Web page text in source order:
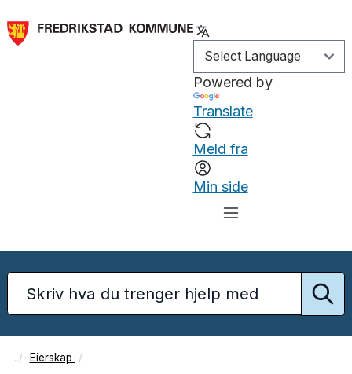
Powered by
Translate
Meld fra
Min side
Eierskap